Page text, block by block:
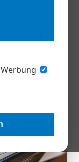
Song Contest –
Was